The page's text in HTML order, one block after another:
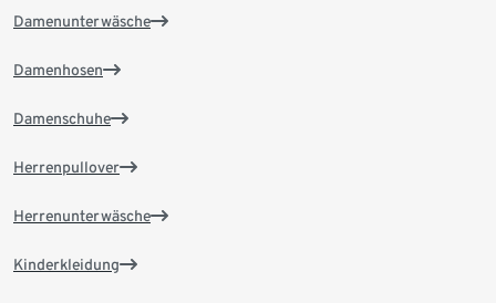
Damenunterwäsche
Damenhosen
Damenschuhe
Herrenpullover
Herrenunterwäsche
Kinderkleidung